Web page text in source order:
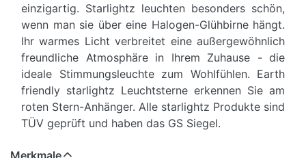
einzigartig. Starlightz leuchten besonders schön,
wenn man sie über eine Halogen-Glühbirne hängt.
Ihr warmes Licht verbreitet eine außergewöhnlich
freundliche Atmosphäre in Ihrem Zuhause - die
ideale Stimmungsleuchte zum Wohlfühlen. Earth
friendly starlightz Leuchtsterne erkennen Sie am
roten Stern-Anhänger. Alle starlightz Produkte sind
TÜV geprüft und haben das GS Siegel.